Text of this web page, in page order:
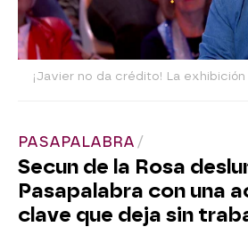
¡Javier no da crédito! La
PASAPALABRA
Secun de la Rosa
Pasapalabra con una
clave que deja sin